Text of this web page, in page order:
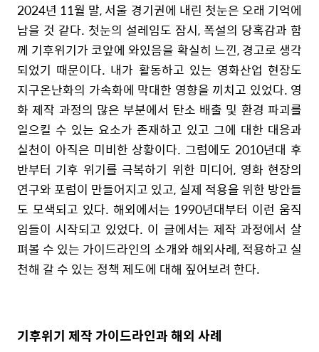
2024년 11월 말, 서울 경기권에 내린 첫눈은 오래 기억에
남을 것 같다. 첫눈의 설레임도 잠시, 폭설의 당혹감과 함
께 기후위기가 코앞에 와있음을 확실히 느낀, 경고로 생각
되었기 때문이다. 내가 활동하고 있는 영화산업 현장도
지구온난화의 가속화에 막대한 영향을 끼치고 있었다. 영
화 제작 과정의 많은 부분에서 탄소 배출 및 환경 파괴를
일으킬 수 있는 요소가 존재하고 있고 그에 대한 대응과
실천이 아직은 미비한 상황이다. 그럼에도 2010년대 후
반부터 기후 위기를 극복하기 위한 미디어, 영화 현장의
연구와 포럼이 만들어지고 있고, 실제 적용을 위한 방안들
도 모색되고 있다. 해외에서는 1990년대부터 이런 움직
임들이 시작되고 있었다. 이 글에서는 제작 과정에서 살
펴볼 수 있는 가이드라인의 소개와 해외사례, 적용하고 실
천해 갈 수 있는 정책 제도에 대해 짚어보려 한다.
기후위기 제작 가이드라인과 해외 사례